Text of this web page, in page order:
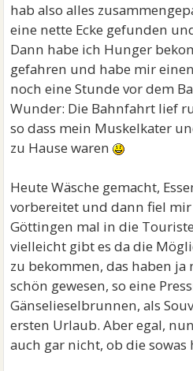
hab also alles
eine nette Ecke gefunden
Dann habe ich Hunger
gefahren und habe mir
noch eine Stunde vor dem
Wunder: Die Bahnfahrt lief
so dass mein Muskelkater
zu Hause waren
Heute Wäsche gemacht,
vorbereitet und dann fiel
Göttingen mal in die
vielleicht gibt es da die
zu bekommen, das haben ja
schön gewesen, so eine
Gänselieselbrunnen, als
ersten Urlaub. Aber egal,
auch gar nicht, ob die